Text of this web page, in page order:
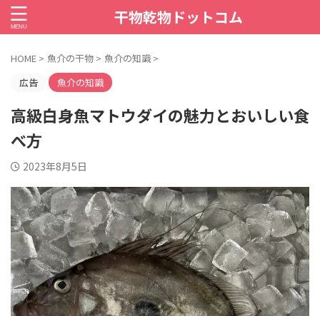
干物乾物ドットコム
HOME > 魚介の干物 > 魚介の知識 >
広告
魚介の知識
高級白身魚マトウダイの魅力とおいしい食
べ方
2023年8月5日